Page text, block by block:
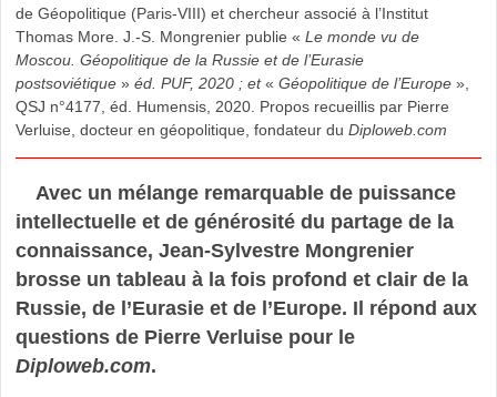
de Géopolitique (Paris-VIII) et chercheur associé à l’Institut
Thomas More. J.-S. Mongrenier publie « Le monde vu de
Moscou. Géopolitique de la Russie et de l’Eurasie
postsoviétique»éd. PUF, 2020 ; et« Géopolitique de l’Europe»,
QSJ n°4177, éd. Humensis, 2020. Propos recueillis par Pierre
Verluise, docteur en géopolitique, fondateur du Diploweb.com
Avec un mélange remarquable de puissance
intellectuelle et de générosité du partage de la
connaissance, Jean-Sylvestre Mongrenier
brosse un tableau à la fois profond et clair de la
Russie, de l’Eurasie et de l’Europe. Il répond aux
questions de Pierre Verluise pour le
Diploweb.com.